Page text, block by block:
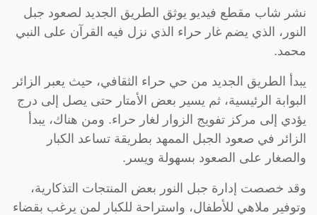
نشر شاب مقطع فيديو يوثق الطريق الجديد لصعود جبل
النور، الذي يضم غار حراء الذي نزل فيه القرآن على النبي
محمد.
يبدأ الطريق الجديد من حي حراء الثقافي، حيث يعبر الزائر
البوابة الرئيسية، ثم يسير بعض الأمتار حتى يصل إلى درج
يؤدي إلى مركز تفويج الزوار لغار حراء. ومن هناك، يبدأ
الزائر في صعود الجبل الممهد بطريقة تساعد الكبار
والصغار على الصعود بسهولة ويسر.
وقد خصصت إدارة جبل النور بعض المنتجات التذكارية،
وتوفير ملاهي للأطفال، واستراحة للكبار لمن يرغب بقضاء